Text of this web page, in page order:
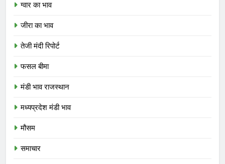
ग्वार का भाव
जीरा का भाव
तेजी मंदी रिपोर्ट
फसल बीमा
मंडी भाव राजस्थान
मध्यप्रदेश मंडी भाव
मौसम
समाचार